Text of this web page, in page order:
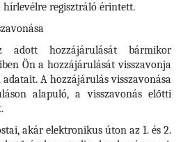
regisztráló érintett.
adott hozzájárulását bármikor
Ön a hozzájárulását visszavonja
A hozzájárulás visszavonása
alapuló, a visszavonás előtti
akár elektronikus úton az 1. és 2.